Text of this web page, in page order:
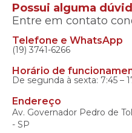
Possui alguma
Entre em contato
Telefone e WhatsApp
(19) 3741-6266
Horário de
De segunda à sexta: 7:45 –
Endereço
Av. Governador Pedro de
- SP